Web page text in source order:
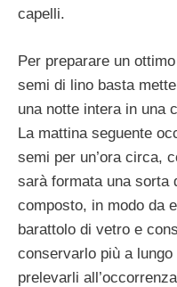
capelli.
Per preparare un
semi di lino basta
una notte intera in una
La mattina seguente
semi per un’ora circa,
sarà formata una sorta
composto, in modo da
barattolo di vetro e
conservarlo più a
prelevarli